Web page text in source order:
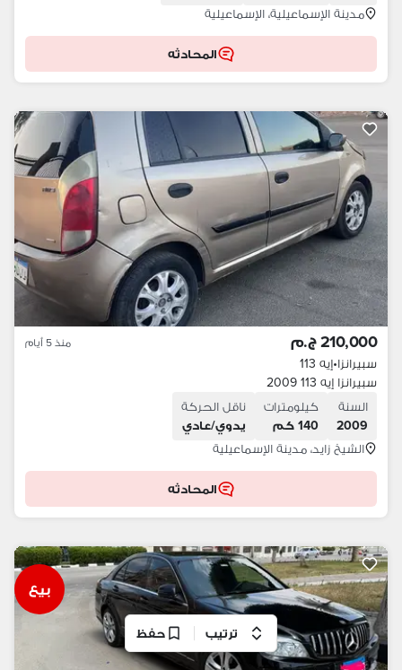
مدينة الإسماعيلية، الإسماعيلية
المحادثه
210,000 ج.م منذ 5 أيام
سبيرانزا•إيه 113
سبيرانزا إيه 113 2009
السنة
2009
كيلومترات
140 كم
ناقل الحركة
يدوي/عادي
الشيخ زايد، مدينة الإسماعيلية
المحادثه
بيع
ترتيب حفظ